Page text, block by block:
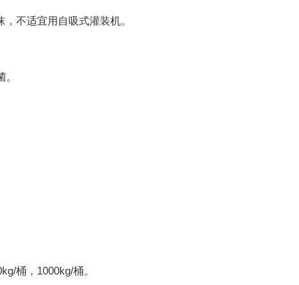
不适宜用自吸式灌装机。
桶，1000kg/桶。